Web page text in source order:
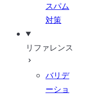
スパム
対策
リファレンス
バリデ
ーショ